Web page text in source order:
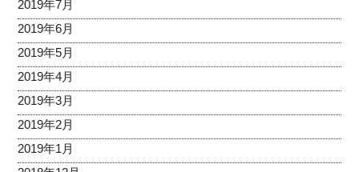
2019年7月
2019年6月
2019年5月
2019年4月
2019年3月
2019年2月
2019年1月